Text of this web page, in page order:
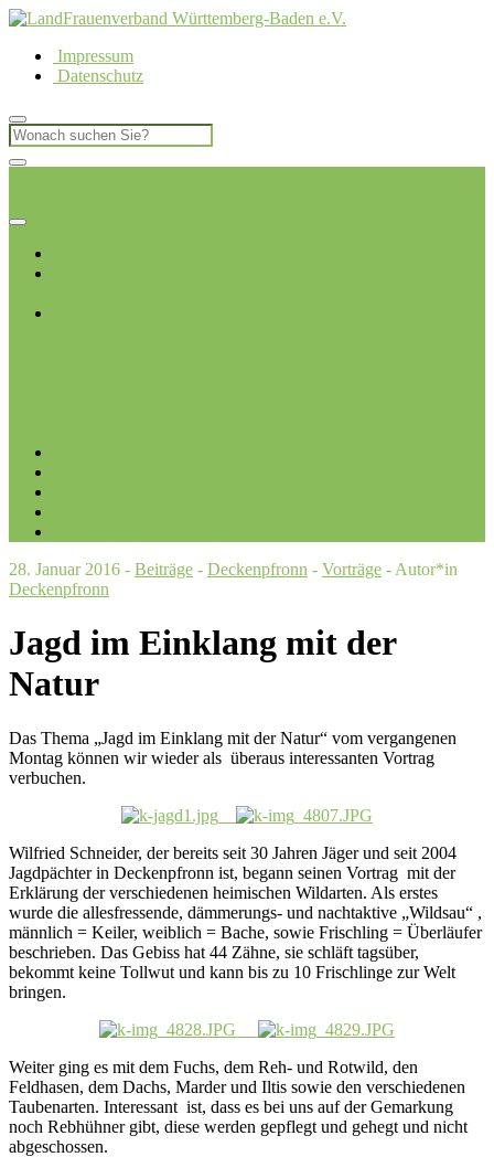
Impressum
Datenschutz
28. Januar 2016 - Beiträge - Deckenpfronn - Vorträge - Autor*in
Deckenpfronn
Jagd im Einklang mit der
Natur
Das Thema „Jagd im Einklang mit der Natur“ vom vergangenen
Montag können wir wieder als überaus interessanten Vortrag
verbuchen.
Wilfried Schneider, der bereits seit 30 Jahren Jäger und seit 2004
Jagdpächter in Deckenpfronn ist, begann seinen Vortrag mit der
Erklärung der verschiedenen heimischen Wildarten. Als erstes
wurde die allesfressende, dämmerungs- und nachtaktive „Wildsau“ ,
männlich = Keiler, weiblich = Bache, sowie Frischling = Überläufer
beschrieben. Das Gebiss hat 44 Zähne, sie schläft tagsüber,
bekommt keine Tollwut und kann bis zu 10 Frischlinge zur Welt
bringen.
Weiter ging es mit dem Fuchs, dem Reh- und Rotwild, den
Feldhasen, dem Dachs, Marder und Iltis sowie den verschiedenen
Taubenarten. Interessant ist, dass es bei uns auf der Gemarkung
noch Rebhühner gibt, diese werden gepflegt und gehegt und nicht
abgeschossen.